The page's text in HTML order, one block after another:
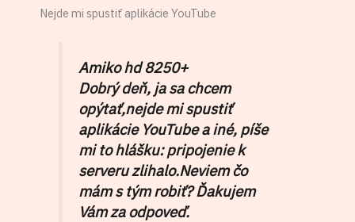
Nejde mi spustiť aplikácie YouTube
Amiko hd 8250+
Dobrý deň, ja sa chcem
opýtať,nejde mi spustiť
aplikácie YouTube a iné, píše
mi to hlášku: pripojenie k
serveru zlihalo.Neviem čo
mám s tým robiť? Ďakujem
Vám za odpoveď.